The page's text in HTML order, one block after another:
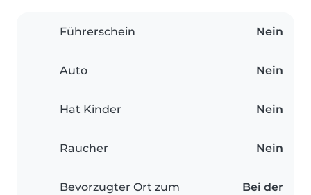
Führerschein Nein
Auto Nein
Hat Kinder Nein
Raucher Nein
Bevorzugter Ort zum
Bei der